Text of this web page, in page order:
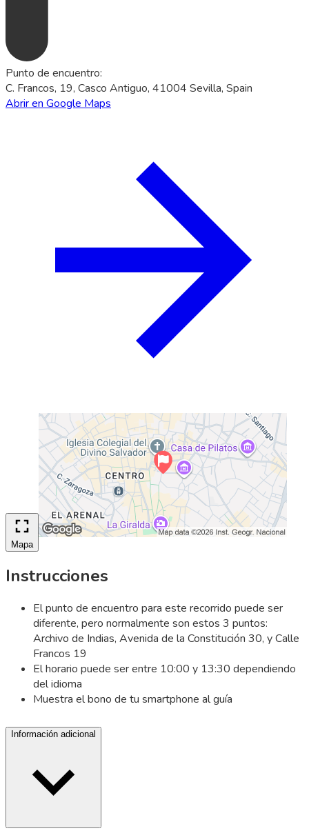
Punto de encuentro:
C. Francos, 19, Casco Antiguo, 41004 Sevilla, Spain
Abrir en Google Maps
Mapa
Instrucciones
El punto de encuentro para este recorrido puede ser
diferente, pero normalmente son estos 3 puntos:
Archivo de Indias, Avenida de la Constitución 30, y Calle
Francos 19
El horario puede ser entre 10:00 y 13:30 dependiendo
del idioma
Muestra el bono de tu smartphone al guía
Información adicional